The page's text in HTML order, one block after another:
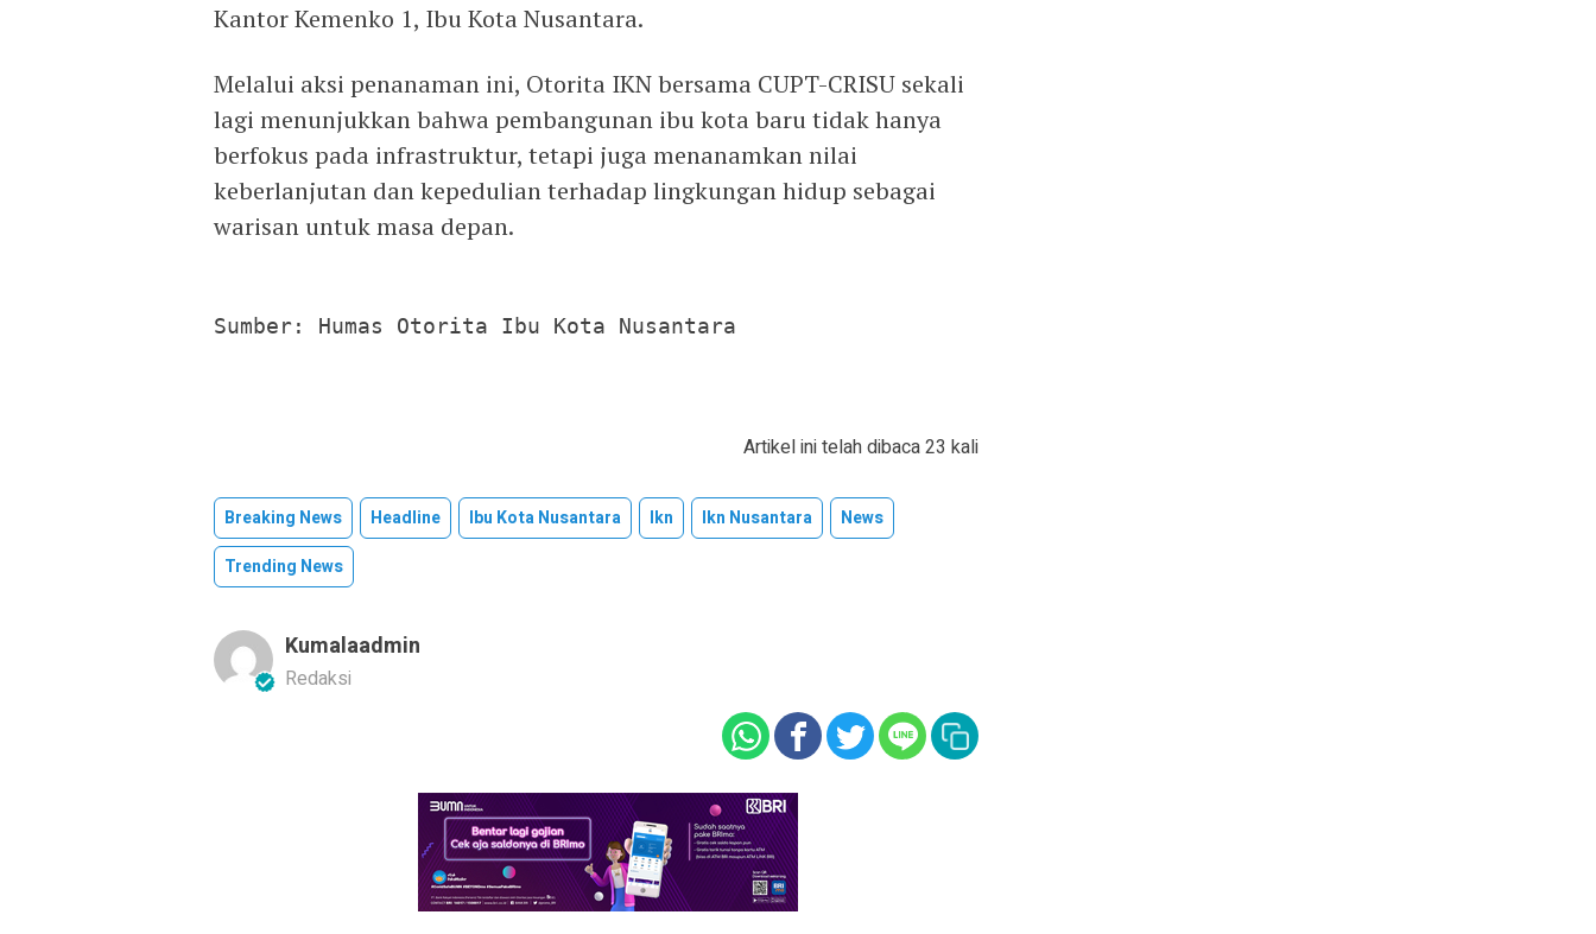
Kantor Kemenko 1, Ibu Kota Nusantara.
Melalui aksi penanaman ini, Otorita IKN bersama CUPT-CRISU sekali
lagi menunjukkan bahwa pembangunan ibu kota baru tidak hanya
berfokus pada infrastruktur, tetapi juga menanamkan nilai
keberlanjutan dan kepedulian terhadap lingkungan hidup sebagai
warisan untuk masa depan.
Sumber: Humas Otorita Ibu Kota Nusantara
Artikel ini telah dibaca 23 kali
Breaking News Headline Ibu Kota Nusantara Ikn Ikn Nusantara
News
Trending News
Kumalaadmin
Redaksi